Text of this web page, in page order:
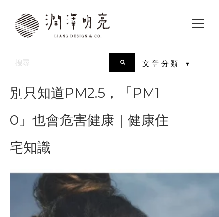
This is a search field with an auto-suggest feature
文章分類 ▼
別只知道PM2.5，「PM1
0」也會危害健康｜健康住
宅知識